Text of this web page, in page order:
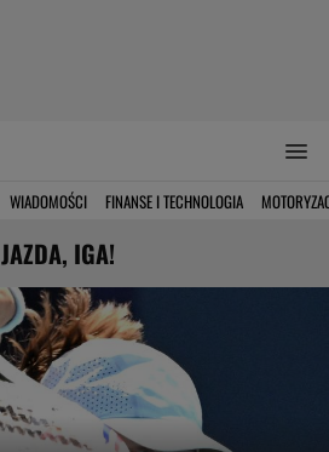
WIADOMOŚCI FINANSE I TECHNOLOGIA
JAZDA, IGA!